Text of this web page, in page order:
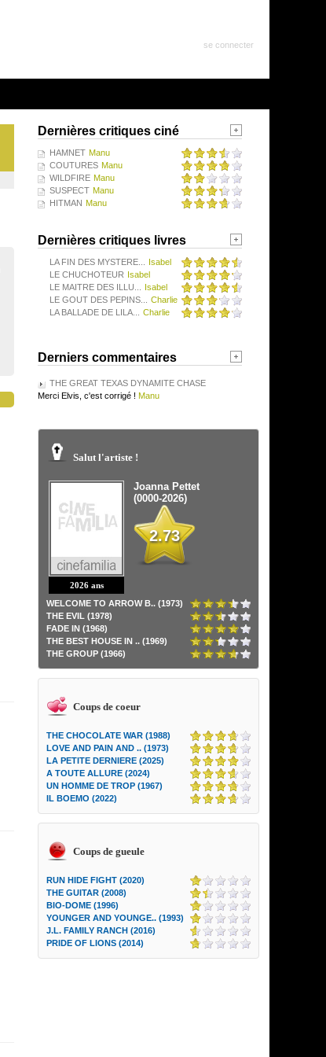
se connecter
Dernières critiques ciné
HAMNET Manu
COUTURES Manu
WILDFIRE Manu
SUSPECT Manu
HITMAN Manu
Dernières critiques livres
LA FIN DES MYSTERE...
Isabel
LE CHUCHOTEUR Isabel
LE MAITRE DES ILLU...
Isabel
LE GOUT DES PEPINS...
Charlie
LA BALLADE DE LILA...
Charlie
Derniers commentaires
THE GREAT TEXAS DYNAMITE CHASE
Merci Elvis, c'est corrigé ! Manu
Salut l'artiste !
2026 ans
Joanna Pettet
(0000-2026)
2.73
WELCOME TO ARROW B.. (1973)
THE EVIL (1978)
FADE IN (1968)
THE BEST HOUSE IN .. (1969)
THE GROUP (1966)
Coups de coeur
THE CHOCOLATE WAR (1988)
LOVE AND PAIN AND .. (1973)
LA PETITE DERNIERE (2025)
A TOUTE ALLURE (2024)
UN HOMME DE TROP (1967)
IL BOEMO (2022)
Coups de gueule
RUN HIDE FIGHT (2020)
THE GUITAR (2008)
BIO-DOME (1996)
YOUNGER AND YOUNGE.. (1993)
J.L. FAMILY RANCH (2016)
PRIDE OF LIONS (2014)